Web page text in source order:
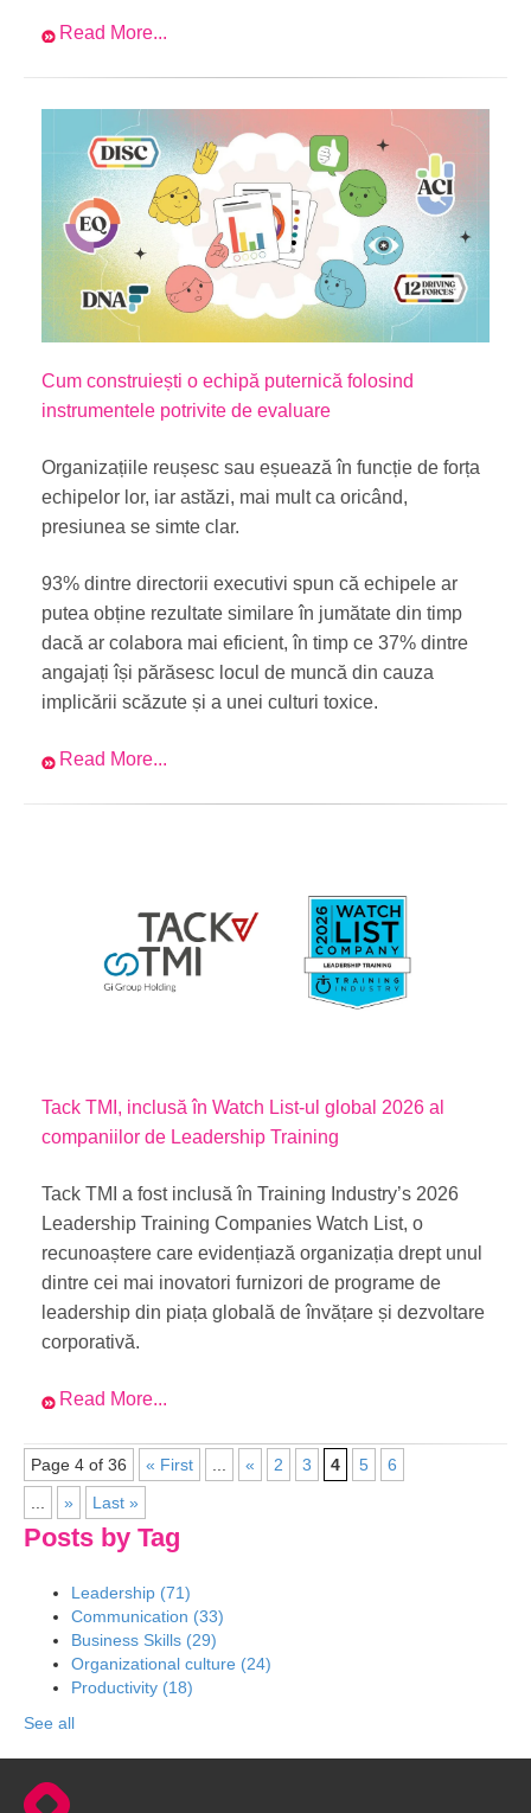
Read More...
Cum construiești o echipă puternică folosind
instrumentele potrivite de evaluare
Organizațiile reușesc sau eșuează în funcție de forța
echipelor lor, iar astăzi, mai mult ca oricând,
presiunea se simte clar.
93% dintre directorii executivi spun că echipele ar
putea obține rezultate similare în jumătate din timp
dacă ar colabora mai eficient, în timp ce 37% dintre
angajați își părăsesc locul de muncă din cauza
implicării scăzute și a unei culturi toxice.
Read More...
Tack TMI, inclusă în Watch List-ul global 2026 al
companiilor de Leadership Training
Tack TMI a fost inclusă în Training Industry’s 2026
Leadership Training Companies Watch List, o
recunoaștere care evidențiază organizația drept unul
dintre cei mai inovatori furnizori de programe de
leadership din piața globală de învățare și dezvoltare
corporativă.
Read More...
Page 4 of 36 « First « 2 3 4 5
6
» Last »
Posts by Tag
Leadership (71)
Communication (33)
Business Skills (29)
Organizational culture (24)
Productivity (18)
See all